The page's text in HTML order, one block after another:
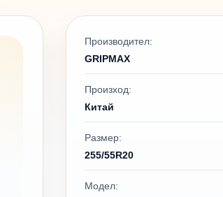
Производител:
GRIPMAX
Произход:
Китай
Размер:
255/55R20
Модел: